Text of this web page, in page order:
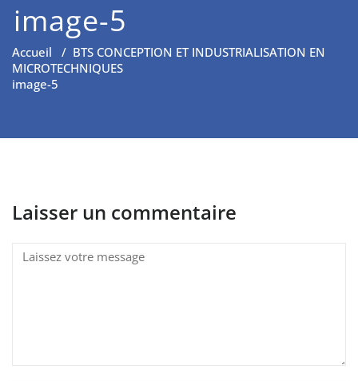
image-5
Accueil / BTS CONCEPTION ET INDUSTRIALISATION EN
MICROTECHNIQUES
image-5
Laisser un commentaire